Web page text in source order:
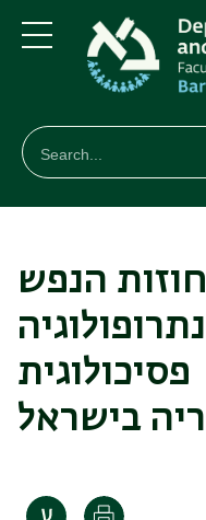
Menu
חיפוש
Search
הנפש
פסיכולוגית
בישראל